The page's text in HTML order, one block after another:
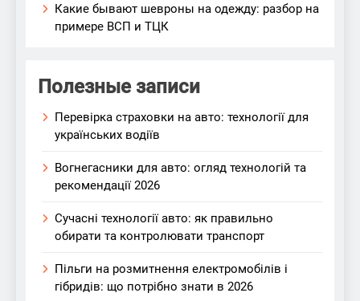
Какие бывают шевроны на одежду: разбор на
примере ВСП и ТЦК
Полезные записи
Перевірка страховки на авто: технології для
українських водіїв
Вогнегасники для авто: огляд технологій та
рекомендації 2026
Сучасні технології авто: як правильно
обирати та контролювати транспорт
Пільги на розмитнення електромобілів і
гібридів: що потрібно знати в 2026